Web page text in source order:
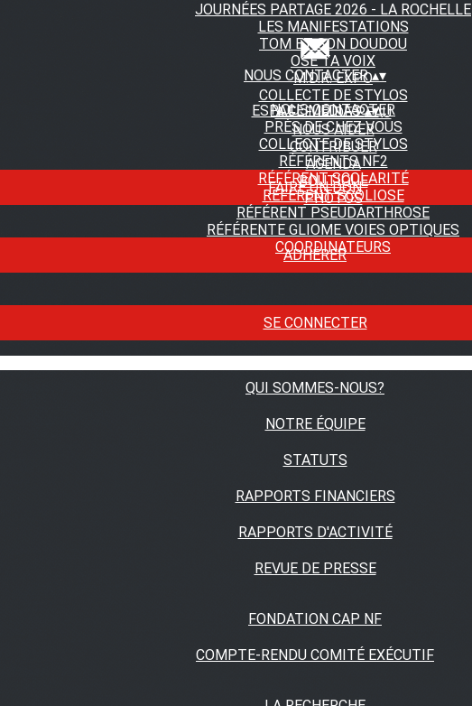
JOURNÉES PARTAGE 2026 - LA ROCHELLE
LES MANIFESTATIONS
TOM ET SON DOUDOU
OSE TA VOIX
M.D.R. EXPO
COLLECTE DE STYLOS
A FLEUR DE PEAU
NOUS AIDER
CONTRIBUER
AGENDA
BOUTIQUE
PHOTOS
NOUS CONTACTER▴▾
NOUS CONTACTER
PRÈS DE CHEZ VOUS
COLLECTE DE STYLOS
RÉFÉRENTS NF2
RÉFÉRENT SCOLARITÉ
RÉFÉRENT SCOLIOSE
RÉFÉRENT PSEUDARTHROSE
RÉFÉRENTE GLIOME VOIES OPTIQUES
COORDINATEURS
ESPACE MEDIAS▴▾
FAIRE UN DON
ADHÉRER
SE CONNECTER
QUI SOMMES-NOUS?
NOTRE ÉQUIPE
STATUTS
RAPPORTS FINANCIERS
RAPPORTS D'ACTIVITÉ
REVUE DE PRESSE
FONDATION CAP NF
COMPTE-RENDU COMITÉ EXÉCUTIF